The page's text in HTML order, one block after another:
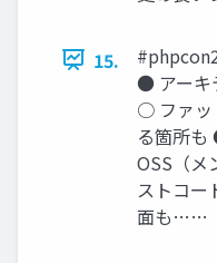
15.
● アーキ
○ ファッ
る箇所
OSS（
ストコー
面も……